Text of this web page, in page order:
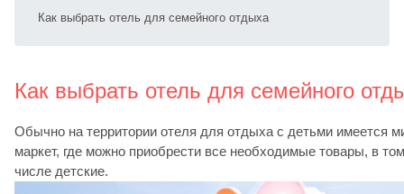
Как выбрать отель для семейного отдыха
Как выбрать отель для семейного
Обычно на территории отеля для отдыха с детьми имеется
маркет, где можно приобрести все необходимые товары, в том
числе детские.